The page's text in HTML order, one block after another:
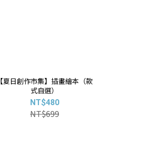
【夏日創作市集】插畫繪本（款
式自選）
NT$480
NT$699